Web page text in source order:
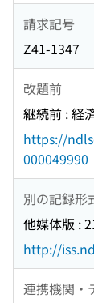
請求記号
Z41-1347
改題前
継続前 : 経
https://
000049990
別の記録形
他媒体版 :
http://
連携機関・